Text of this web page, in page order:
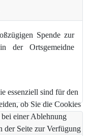
Spende zur
der Ortsgemeidne
essenziell sind für den
ob Sie die Cookies
bei einer Ablehnung
der Seite zur Verfügung